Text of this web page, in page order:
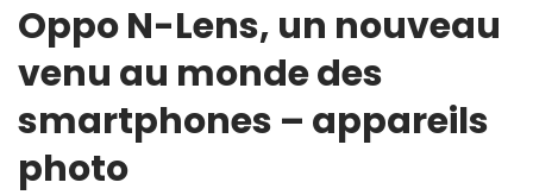
Oppo N-Lens, un nouveau
venu au monde des
smartphones – appareils
photo